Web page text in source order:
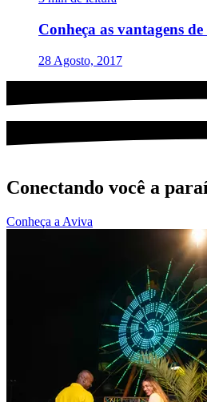
Conheça as vantagens
28 Agosto, 2017
Conectando você a
Conheça a Aviva